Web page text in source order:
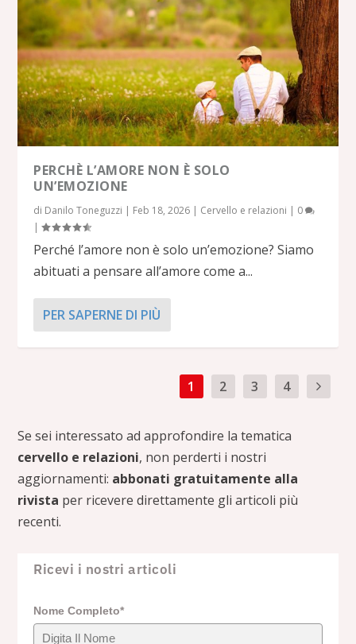
PERCHÈ L’AMORE NON È SOLO
UN’EMOZIONE
di Danilo Toneguzzi | Feb 18, 2026 | Cervello e relazioni | 0
|
Perché l’amore non è solo un’emozione? Siamo
abituati a pensare all’amore come a...
PER SAPERNE DI PIÙ
1 2 3 4
Se sei interessato ad approfondire la tematica
cervello e relazioni, non perderti i nostri
aggiornamenti: abbonati gratuitamente alla
rivista per ricevere direttamente gli articoli più
recenti.
Ricevi i nostri articoli
Nome Completo*